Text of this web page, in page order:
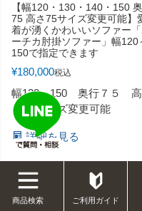
【幅120・130・140・150
75 高さ75サイズ変更可能】
着が湧くかわいいソファー
ーチカ肘掛ソファー」幅120
150で指定できます
¥180,000税込
幅120～150 奥行７５ 高
７５ サイズ変更可能
詳細を見る
商品検索 ご利用ガイド